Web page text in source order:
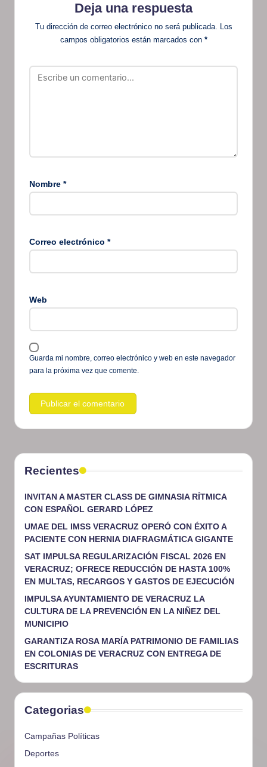
Deja una respuesta
Tu dirección de correo electrónico no será publicada. Los
campos obligatorios están marcados con *
Nombre *
Correo electrónico *
Web
Guarda mi nombre, correo electrónico y web en este navegador
para la próxima vez que comente.
Recientes
INVITAN A MASTER CLASS DE GIMNASIA RÍTMICA
CON ESPAÑOL GERARD LÓPEZ
UMAE DEL IMSS VERACRUZ OPERÓ CON ÉXITO A
PACIENTE CON HERNIA DIAFRAGMÁTICA GIGANTE
SAT IMPULSA REGULARIZACIÓN FISCAL 2026 EN
VERACRUZ; OFRECE REDUCCIÓN DE HASTA 100%
EN MULTAS, RECARGOS Y GASTOS DE EJECUCIÓN
IMPULSA AYUNTAMIENTO DE VERACRUZ LA
CULTURA DE LA PREVENCIÓN EN LA NIÑEZ DEL
MUNICIPIO
GARANTIZA ROSA MARÍA PATRIMONIO DE FAMILIAS
EN COLONIAS DE VERACRUZ CON ENTREGA DE
ESCRITURAS
Categorias
Campañas Políticas
Deportes